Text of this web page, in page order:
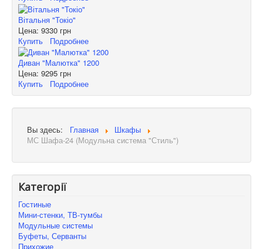
Вітальня "Токіо"
Цена: 9330 грн
Купить
Подробнее
Диван "Малютка" 1200
Цена: 9295 грн
Купить
Подробнее
Вы здесь: Главная
Шкафы
МС Шафа-24 (Модульна система "Стиль")
Категорії
Гостиные
Мини-стенки, ТВ-тумбы
Модульные системы
Буфеты, Серванты
Прихожие